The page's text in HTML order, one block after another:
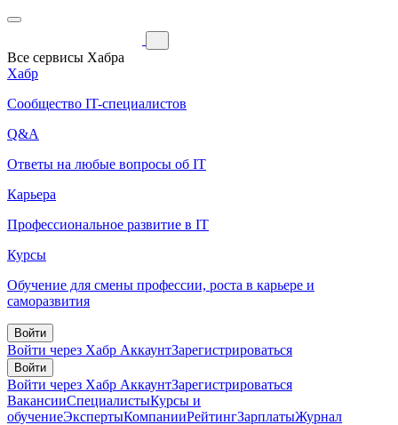
Все сервисы Хабра
Хабр
Сообщество IT-специалистов
Q&A
Ответы на любые вопросы об IT
Карьера
Профессиональное развитие в IT
Курсы
Обучение для смены профессии, роста в карьере и
саморазвития
Войти
Войти через Хабр АккаунтЗарегистрироваться
Войти
Войти через Хабр АккаунтЗарегистрироваться
ВакансииСпециалистыКурсы и
обучениеЭкспертыКомпанииРейтингЗарплатыЖурнал